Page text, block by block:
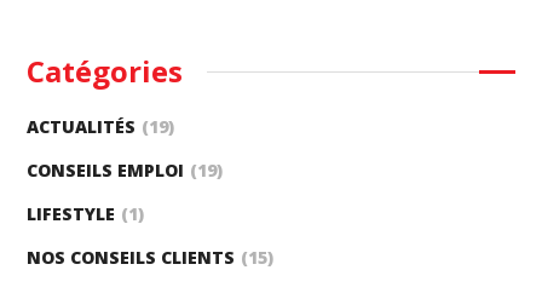
Catégories
ACTUALITÉS (19)
CONSEILS EMPLOI (19)
LIFESTYLE (1)
NOS CONSEILS CLIENTS (15)